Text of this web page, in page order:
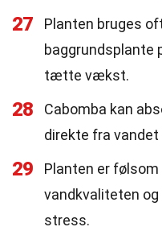
27
Planten bruges
baggrundsplante
tætte vækst.
28
Cabomba kan
direkte fra vandet
29
Planten er
vandkvaliteten
stress.